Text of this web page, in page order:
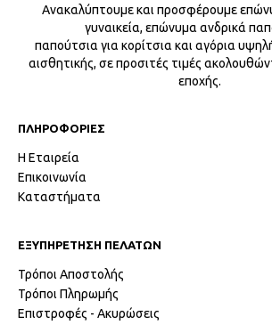
Ανακαλύπτουμε και προσφέρουμε
γυναικεία, επώνυμα ανδρικά
παπούτσια για κορίτσια και αγόρια
αισθητικής, σε προσιτές τιμές
εποχής.
ΠΛΗΡΟΦΟΡΙΕΣ
Η Εταιρεία
Επικοινωνία
Καταστήματα
ΕΞΥΠΗΡΕΤΗΣΗ ΠΕΛΑΤΩΝ
Τρόποι Αποστολής
Τρόποι Πληρωμής
Επιστροφές - Ακυρώσεις